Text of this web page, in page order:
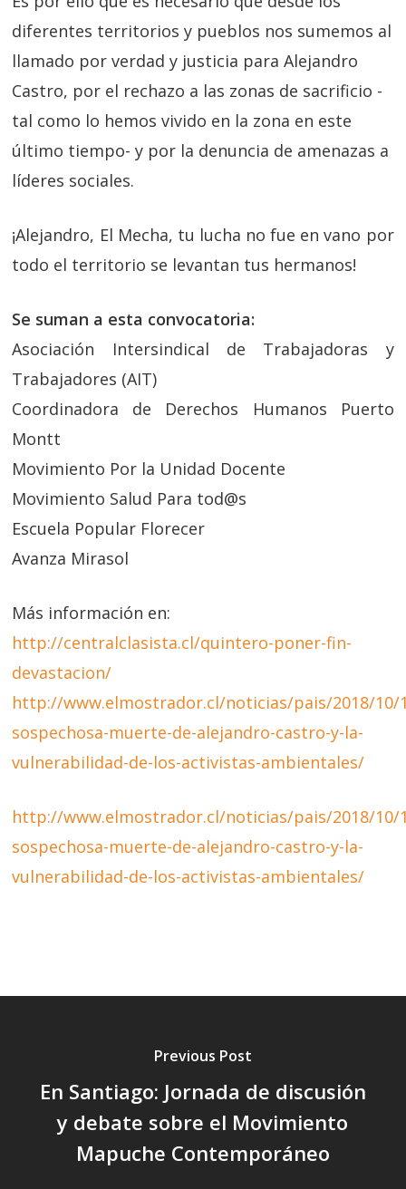
diferentes territorios y pueblos nos sumemos al
llamado por verdad y justicia para Alejandro
Castro, por el rechazo a las zonas de sacrificio -
tal como lo hemos vivido en la zona en este
último tiempo- y por la denuncia de amenazas a
líderes sociales.
¡Alejandro, El Mecha, tu lucha no fue en vano por
todo el territorio se levantan tus hermanos!
Se suman a esta convocatoria:
Asociación Intersindical de Trabajadoras y
Trabajadores (AIT)
Coordinadora de Derechos Humanos Puerto
Montt
Movimiento Por la Unidad Docente
Movimiento Salud Para tod@s
Escuela Popular Florecer
Avanza Mirasol
Más información en:
http://centralclasista.cl/quintero-poner-fin-
devastacion/
http://www.elmostrador.cl/noticias/pais/2018/10/
sospechosa-muerte-de-alejandro-castro-y-la-
vulnerabilidad-de-los-activistas-ambientales/
http://www.elmostrador.cl/noticias/pais/2018/10/
sospechosa-muerte-de-alejandro-castro-y-la-
vulnerabilidad-de-los-activistas-ambientales/
Previous Post
En Santiago: Jornada de discusión
y debate sobre el Movimiento
Mapuche Contemporáneo